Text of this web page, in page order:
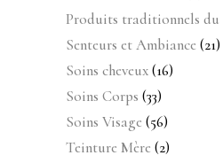
Produits traditionnels du
Senteurs et Ambiance 2121
Soins cheveux 1616
Soins Corps 3333
produits
Soins Visage 5656
produits
Teinture Mère 22